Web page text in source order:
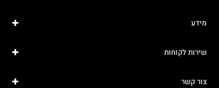
מידע
שירות לקוחות
צור קשר